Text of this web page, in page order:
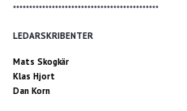
*********************************************
LEDARSKRIBENTER
Mats Skogkär
Klas Hjort
Dan Korn